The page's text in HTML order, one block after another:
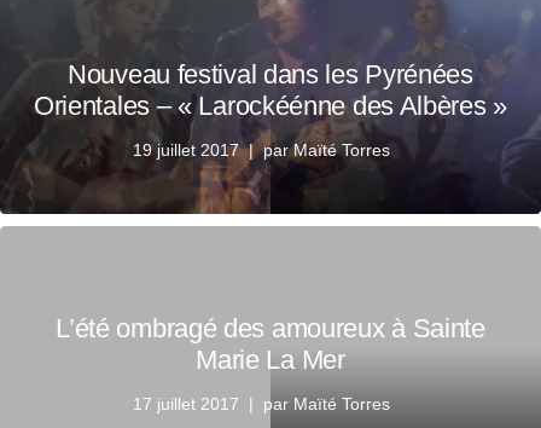
Nouveau festival dans les Pyrénées
Orientales – « Larockéénne des Albères »
19 juillet 2017 parMaïté Torres
L’été ombragé des amoureux à Sainte
Marie La Mer
17 juillet 2017 par Maïté Torres